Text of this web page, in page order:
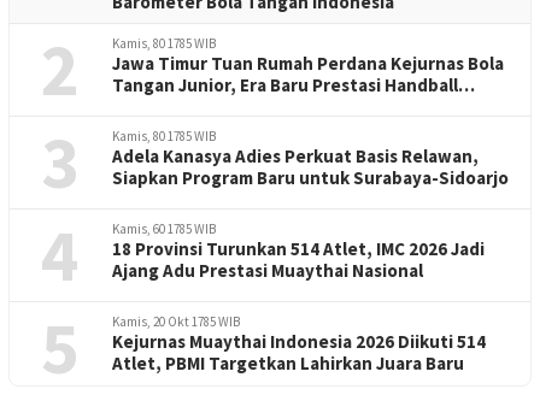
2 Kamis, 80 1785 WIB
Jawa Timur Tuan Rumah Perdana Kejurnas Bola
Tangan Junior, Era Baru Prestasi Handball
3 Kamis, 80 1785 WIB
Adela Kanasya Adies Perkuat Basis Relawan,
Siapkan Program Baru untuk Surabaya-Sidoarjo
4 Kamis, 60 1785 WIB
18 Provinsi Turunkan 514 Atlet, IMC 2026 Jadi
Ajang Adu Prestasi Muaythai Nasional
5 Kamis, 20 Okt 1785 WIB
Kejurnas Muaythai Indonesia 2026 Diikuti 514
Atlet, PBMI Targetkan Lahirkan Juara Baru